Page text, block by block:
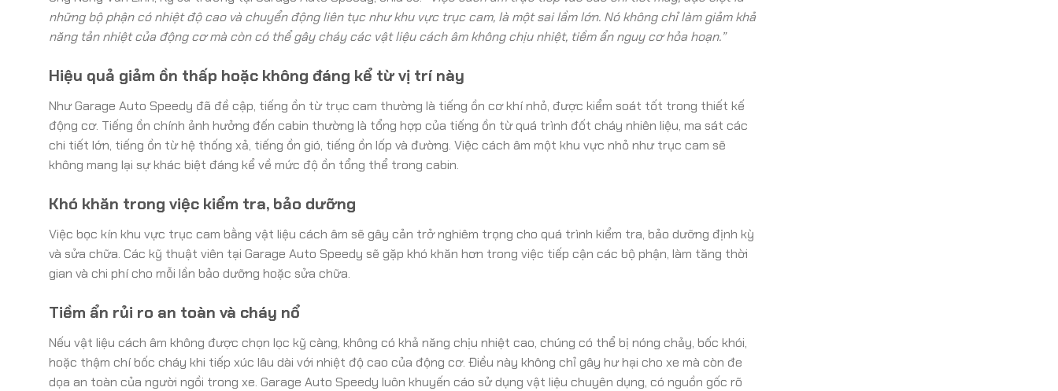
những bộ phận có nhiệt độ cao và chuyển động liên tục như khu vực trục cam, là một sai lầm lớn. Nó không chỉ làm giảm khả
năng tản nhiệt của động cơ mà còn có thể gây cháy các vật liệu cách âm không chịu nhiệt, tiềm ẩn nguy cơ hỏa hoạn.”
Hiệu quả giảm ồn thấp hoặc không đáng kể từ vị trí này
Như Garage Auto Speedy đã đề cập, tiếng ồn từ trục cam thường là tiếng ồn cơ khí nhỏ, được kiểm soát tốt trong thiết kế
động cơ. Tiếng ồn chính ảnh hưởng đến cabin thường là tổng hợp của tiếng ồn từ quá trình đốt cháy nhiên liệu, ma sát các
chi tiết lớn, tiếng ồn từ hệ thống xả, tiếng ồn gió, tiếng ồn lốp và đường. Việc cách âm một khu vực nhỏ như trục cam sẽ
không mang lại sự khác biệt đáng kể về mức độ ồn tổng thể trong cabin.
Khó khăn trong việc kiểm tra, bảo dưỡng
Việc bọc kín khu vực trục cam bằng vật liệu cách âm sẽ gây cản trở nghiêm trọng cho quá trình kiểm tra, bảo dưỡng định kỳ
và sửa chữa. Các kỹ thuật viên tại Garage Auto Speedy sẽ gặp khó khăn hơn trong việc tiếp cận các bộ phận, làm tăng thời
gian và chi phí cho mỗi lần bảo dưỡng hoặc sửa chữa.
Tiềm ẩn rủi ro an toàn và cháy nổ
Nếu vật liệu cách âm không được chọn lọc kỹ càng, không có khả năng chịu nhiệt cao, chúng có thể bị nóng chảy, bốc khói,
hoặc thậm chí bốc cháy khi tiếp xúc lâu dài với nhiệt độ cao của động cơ. Điều này không chỉ gây hư hại cho xe mà còn đe
dọa an toàn của người ngồi trong xe. Garage Auto Speedy luôn khuyến cáo sử dụng vật liệu chuyên dụng, có nguồn gốc rõ